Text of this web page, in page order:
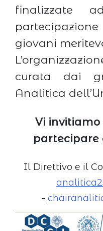
finalizzate
giovani
curata dai
Analitica
Vi
partecipare
Il Direttivo e il
-